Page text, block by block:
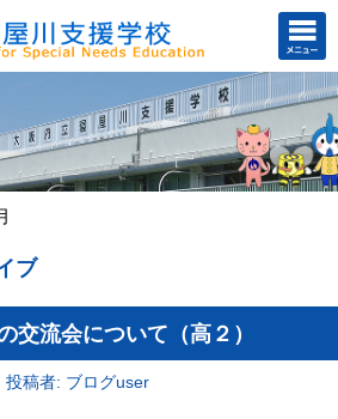
ブ
交流会について（高２）
投稿者: ブログuser